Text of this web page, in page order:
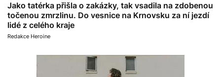
Jako tatérka přišla o zakázky, tak vsadila na zdobenou
točenou zmrzlinu. Do vesnice na Krnovsku za ní jezdí
lidé z celého kraje
Redakce Heroine